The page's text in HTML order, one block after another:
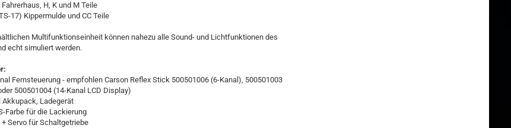
H, K und M Teile
17) Kippermulde und CC Teile
Multifunktionseinheit können nahezu alle Sound- und Lichtfunktionen des
echt simuliert werden.
Fernsteuerung - empfohlen Carson Reflex Stick 500501006 (6-Kanal), 500501003
500501004 (14-Kanal LCD Display)
Akkupack, Ladegerät
Farbe für die Lackierung
Servo für Schaltgetriebe